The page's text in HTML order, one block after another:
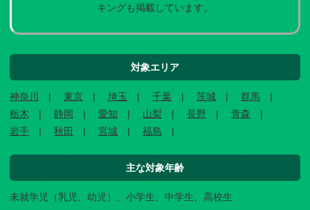
キングも掲載しています。
対象エリア
神奈川 東京 埼玉 千葉 茨城
群馬
栃木
静岡 愛知 山梨 長野
青森
岩手
秋田 宮城 福島
主な対象年齢
未就学児（乳児、幼児）、小学生、中学生、高校生